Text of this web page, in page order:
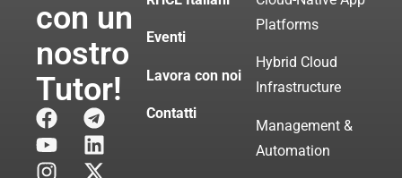
con un
nostro
Tutor!
Eventi
Lavora con noi
Contatti
Platforms
Hybrid Cloud
Infrastructure
Management &
Automation